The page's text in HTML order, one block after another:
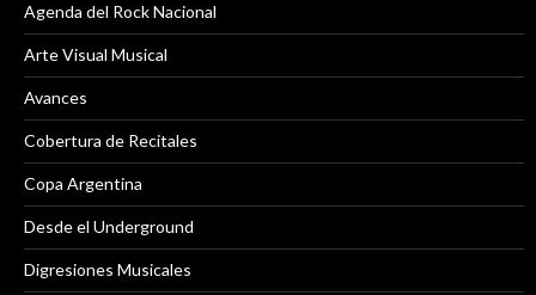
Agenda del Rock Nacional
Arte Visual Musical
Avances
Cobertura de Recitales
Copa Argentina
Desde el Underground
Digresiones Musicales